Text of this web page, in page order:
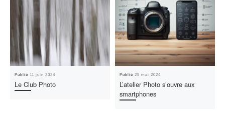
Publié11 juin 2024
Le Club Photo
Publié25 mai 2024
L’atelier Photo s’ouvre aux
smartphones